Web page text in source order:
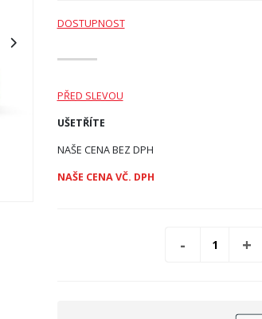
DOSTUPNOST
PŘED SLEVOU
UŠETŘÍTE
NAŠE CENA BEZ DPH
NAŠE CENA VČ. DPH